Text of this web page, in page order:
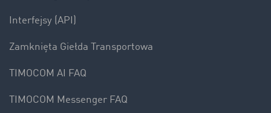
Interfejsy (API)
Zamknięta Giełda Transportowa
TIMOCOM AI FAQ
TIMOCOM Messenger FAQ